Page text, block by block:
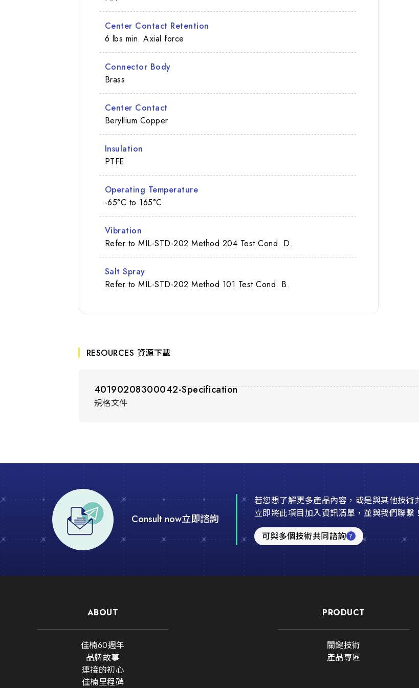
Center Contact Retention
6 lbs min. Axial force
Connector Body
Brass
Center Contact
Beryllium Copper
Insulation
PTFE
Operating Temperature
-65°C to 165°C
Vibration
Refer to MIL-STD-202 Method 204 Test Cond. D.
Salt Spray
Refer to MIL-STD-202 Method 101 Test Cond. B.
RESOURCES 資源下載
40190208300042-Specification
規格文件
Consult now立即諮詢
若您想了解更多產品內容，或是與其他技術
立即將此項目加入資訊清單，並與我們聯繫！
可與多個技術共同諮詢
ABOUT
佳楠60週年
品牌故事
連接的初心
佳楠里程碑
PRODUCT
關鍵技術
產品專區